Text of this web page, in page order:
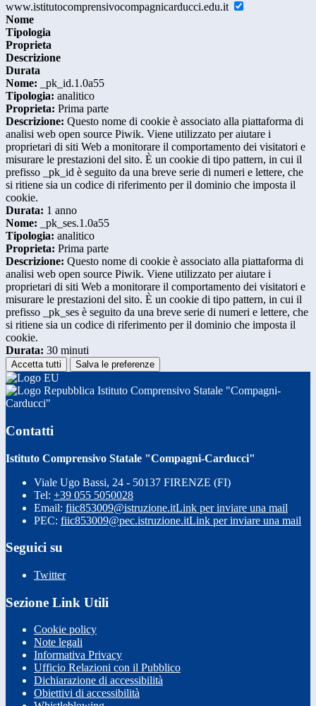
www.istitutocomprensivocompagnicarducci.edu.it
Nome
Tipologia
Proprieta
Descrizione
Durata
Nome: _pk_id.1.0a55
Tipologia: analitico
Proprieta: Prima parte
Descrizione: Questo nome di cookie è associato alla piattaforma di
analisi web open source Piwik. Viene utilizzato per aiutare i
proprietari di siti Web a monitorare il comportamento dei visitatori e
misurare le prestazioni del sito. È un cookie di tipo pattern, in cui il
prefisso _pk_id è seguito da una breve serie di numeri e lettere, che
si ritiene sia un codice di riferimento per il dominio che imposta il
cookie.
Durata: 1 anno
Nome: _pk_ses.1.0a55
Tipologia: analitico
Proprieta: Prima parte
Descrizione: Questo nome di cookie è associato alla piattaforma di
analisi web open source Piwik. Viene utilizzato per aiutare i
proprietari di siti Web a monitorare il comportamento dei visitatori e
misurare le prestazioni del sito. È un cookie di tipo pattern, in cui il
prefisso _pk_ses è seguito da una breve serie di numeri e lettere, che
si ritiene sia un codice di riferimento per il dominio che imposta il
cookie.
Durata: 30 minuti
Accetta tutti Salva le preferenze
Istituto Comprensivo Statale "Compagni-
Carducci"
Contatti
Istituto Comprensivo Statale "Compagni-Carducci"
Viale Ugo Bassi, 24 - 50137 FIRENZE (FI)
Tel: +39 055 5050028
Email: fiic853009@istruzione.itLink per inviare una mail
PEC: fiic853009@pec.istruzione.itLink per inviare una mail
Seguici su
Twitter
Sezione Link Utili
Cookie policy
Note legali
Informativa Privacy
Ufficio Relazioni con il Pubblico
Dichiarazione di accessibilità
Obiettivi di accessibilità